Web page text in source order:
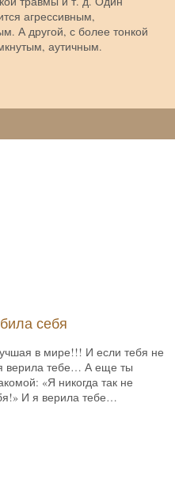
себя
в мире!!! И если тебя не
верила тебе… А еще ты
«Я никогда так не
И я верила тебе…
агрессивным,
А другой, с более тонкой
аутичным.